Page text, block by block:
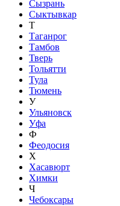
Сызрань
Сыктывкар
Т
Таганрог
Тамбов
Тверь
Тольятти
Тула
Тюмень
У
Ульяновск
Уфа
Ф
Феодосия
Х
Хасавюрт
Химки
Ч
Чебоксары